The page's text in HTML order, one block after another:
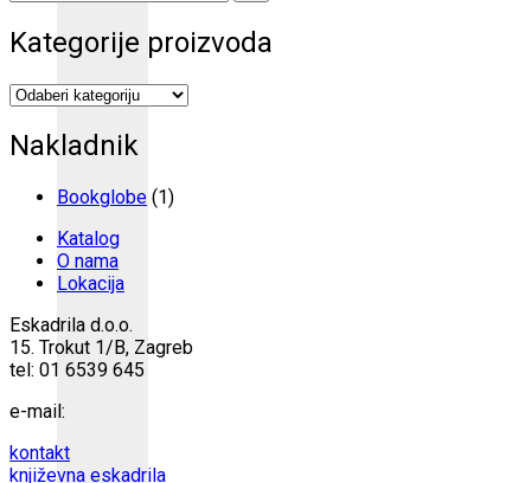
Kategorije proizvoda
Nakladnik
Bookglobe (1)
Katalog
O nama
Lokacija
Eskadrila d.o.o.
15. Trokut 1/B, Zagreb
tel: 01 6539 645
e-mail:
kontakt
književna eskadrila